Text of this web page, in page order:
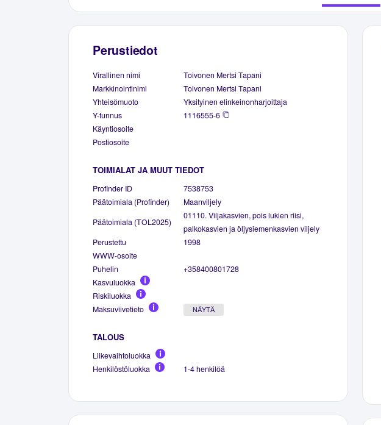
Perustiedot
Virallinen nimi
Toivonen Mertsi Tapani
Markkinointinimi
Toivonen Mertsi Tapani
Yhteisömuoto
Yksityinen elinkeinonharjoittaja
Y-tunnus
1116555-6
Käyntiosoite
Postiosoite
TOIMIALAT JA MUUT TIEDOT
Profinder ID
7538753
Päätoimiala (Profinder)
Maanviljely
Päätoimiala (TOL2025)
01110. Viljakasvien, pois lukien riisi,
palkokasvien ja öljysiemenkasvien viljely
Perustettu
1998
WWW-osoite
Puhelin
+358400801728
Kasvuluokka
Riskiluokka
Maksuviivetieto
NÄYTÄ
TALOUS
Liikevaihtoluokka
Henkilöstöluokka
1-4 henkilöä